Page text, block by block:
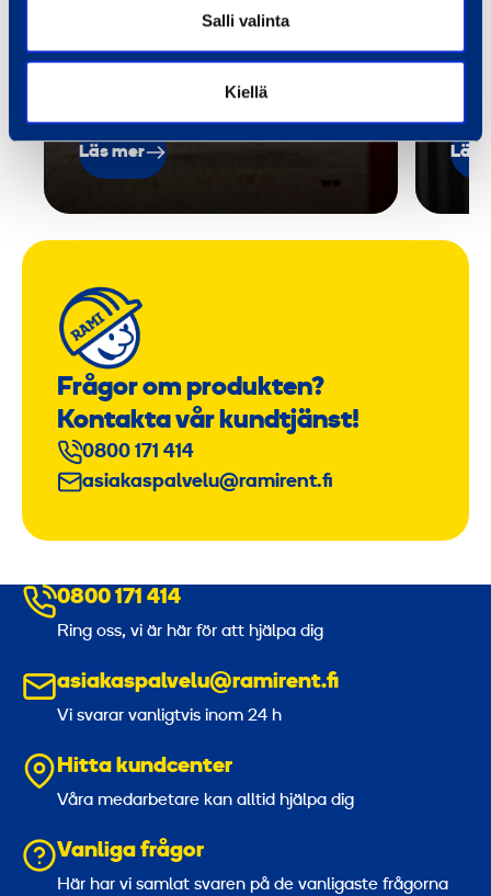
Salli valinta
Kiellä
Läs mer Läs
Frågor om produkten?
Kontakta vår kundtjänst!
0800 171 414
asiakaspalvelu@ramirent.fi
0800 171 414
Ring oss, vi är här för att hjälpa dig
asiakaspalvelu@ramirent.fi
Vi svarar vanligtvis inom 24 h
Hitta kundcenter
Våra medarbetare kan alltid hjälpa dig
Vanliga frågor
Här har vi samlat svaren på de vanligaste frågorna